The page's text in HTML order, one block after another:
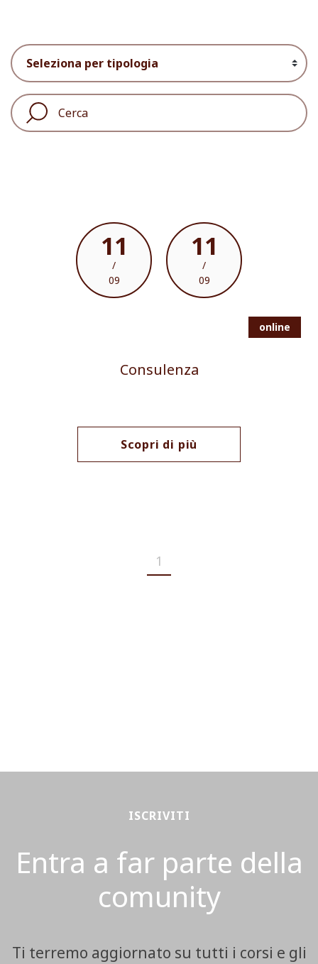
11
/
09
11
/
09
online
Consulenza
Scopri di più
1
ISCRIVITI
Entra a far parte della
comunity
Ti terremo aggiornato su tutti i corsi e gli